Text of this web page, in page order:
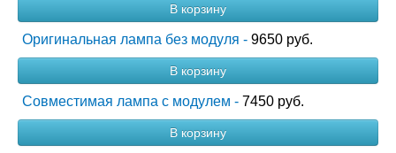
В корзину
Оригинальная лампа без модуля - 9650 руб.
В корзину
Совместимая лампа с модулем - 7450 руб.
В корзину